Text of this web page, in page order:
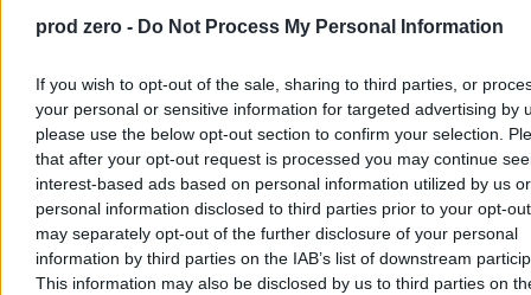
prod zero - Do Not Process My Personal Information
If you wish to opt-out of the sale, sharing to third parties, or
your personal or sensitive information for targeted advertising by
please use the below opt-out section to confirm your selection.
that after your opt-out request is processed you may continue
interest-based ads based on personal information utilized by us or
personal information disclosed to third parties prior to your opt-
may separately opt-out of the further disclosure of your personal
information by third parties on the IAB’s list of downstream
This information may also be disclosed by us to third parties on
Piotr Białczyk
Dzisiaj 12:41
Kraj